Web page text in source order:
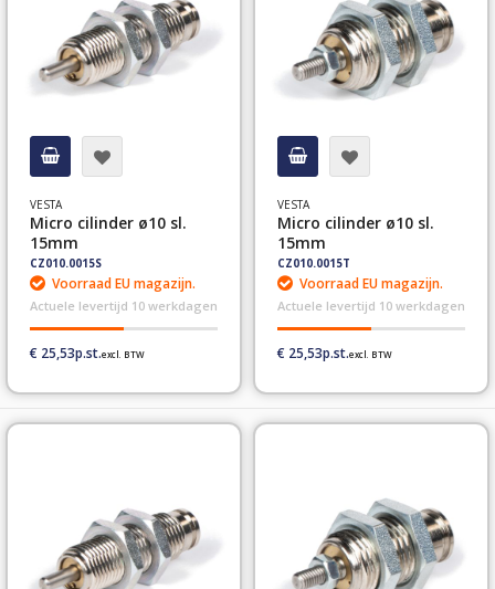
VESTA
Micro cilinder ø10 sl.
15mm
CZ010.0015S
Voorraad EU magazijn.
Actuele levertijd 10 werkdagen
€ 25,53
VESTA
Micro cilinder ø10 sl.
15mm
CZ010.0015T
Voorraad EU magazijn.
Actuele levertijd 10 werkdagen
€ 25,53